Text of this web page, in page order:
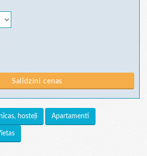
Salīdzini cenas
hosteļi Apartamenti